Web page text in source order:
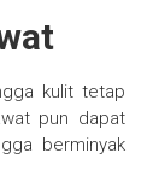
kulit tetap
pun dapat
berminyak